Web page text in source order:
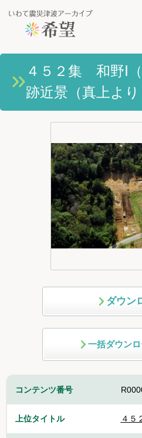
いわて震災津波アーカイブとは
岩手県の被害状況
ピックアップコンテンツ
Foreign Laguage
４５２集 和野Ⅰ
跡近景（真上より
ダウン
一括ダウン
コンテンツ番号
上位タイトル ４５